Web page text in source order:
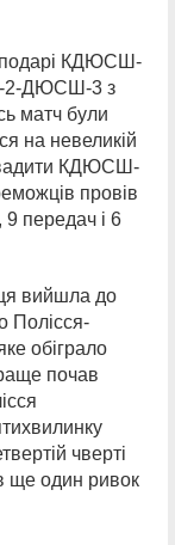
КДЮСШ-
2-ДЮСШ-3 з
матч були
на невеликій
КДЮСШ-
провів
9 передач і 6
вийшла до
Полісся-
обіграло
почав
чверті
ще один ривок